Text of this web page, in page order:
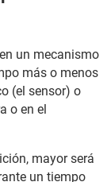
un mecanismo
más o menos
(el sensor) o
o en el
mayor será
un tiempo